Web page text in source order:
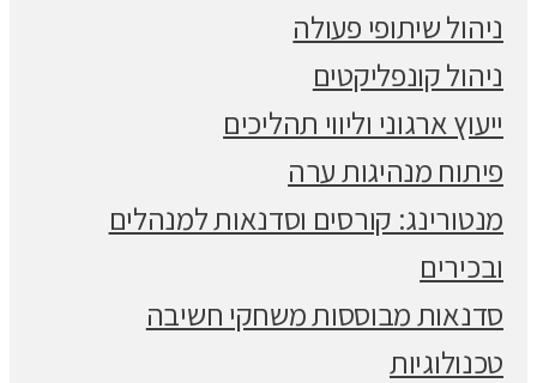
ניהול שיתופי פעולה
ניהול קונפליקטים
ייעוץ ארגוני וליווי תהליכים
פיתוח מנהיגות ערה
מנטורינג: קורסים וסדנאות למנהלים
ובכירים
סדנאות מבוססות משחקי חשיבה
טכנולוגיות